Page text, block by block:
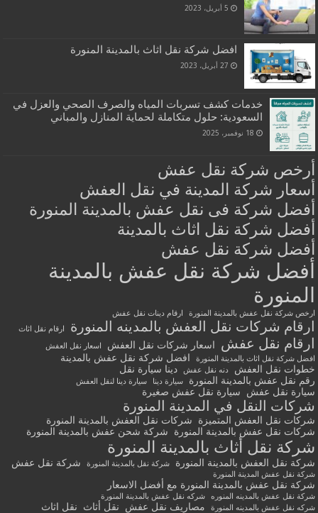
5 أبريل، 2023
افضل شركة نقل اثاث بالمدينة المنورة
27 أبريل، 2023
خدمات كشف تسربات المياه والصرف الصحي والعزل في
السعودية: حلول متكاملة لحماية المنازل والمباني
18 نوفمبر، 2025
أرخص شركة نقل عفش
أسعار شركة المدينة في نقل العفش
أفضل شركة فى نقل عفش بالمدينة المنورة
أفضل شركة نقل اثاث بالمدينة
أفضل شركة نقل عفش
أفضل شركة نقل عفش بالمدينة
المنورة
ارخص شركة نقل عفش بالمدينة المنورة ارقام دينات نقل عفش
ارقام شركات نقل العفش بالمدينه المنورة ارقام نقل اثاث
ارقام نقل عفش اسعار شركات نقل العفش
اسعار نقل العفش
افضل شركة نقل اثاث بالمدينة المنورة
افضل شركة نقل عفش بالمدينة
خطوات نقل العفش
دنه نقل عفش
دينا سيارة نقل
رقم نقل عفش بالمدينة المنورة
سيارة دينا سيارة دينا لنقل العفش
سيارة نقل عفش سيارة نقل عفش صغيرة
شركات النقل في المدينة المنورة
شركات نقل العفش المتميزة
شركات نقل العفش بالمدينة المنورة
شركات نقل عفش بالمدينة المنورة
شركة شحن عفش بالمدينة المنورة
شركة نقل أثاث بالمدينة المنورة
شركة نقل العفش بالمدينة المنورة شركة نقل بالمدينة المنورة شركة نقل عفش
شركة نقل عفش المدينة المنورة
شركة نقل عفش بالمدينة المنورة مع أفضل الاسعار
شركة نقل عفش بالمدينه المنوره
شركه نقل عفش بالمدينة المنورة
شركه نقل عفش بالمدينه المنورة
مصاريف نقل عفش نقل أثاث نقل اثاث